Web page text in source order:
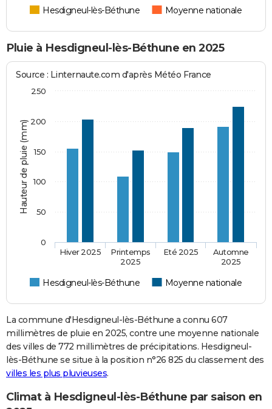
Hesdigneul-lès-Béthune Moyenne nationale
Pluie à Hesdigneul-lès-Béthune en 2025
Hauteur de pluie (mm)
Source : Linternaute.com d'après Météo France
Hesdigneul-lès-Béthune Moyenne nationale
Hiver 2025
Printemps
2025
Eté 2025
Automne
2025
0
50
100
150
200
250
La commune d'Hesdigneul-lès-Béthune a connu 607
millimètres de pluie en 2025, contre une moyenne nationale
des villes de 772 millimètres de précipitations. Hesdigneul-
lès-Béthune se situe à la position n°26 825 du classement des
villes les plus pluvieuses.
Climat à Hesdigneul-lès-Béthune par saison en